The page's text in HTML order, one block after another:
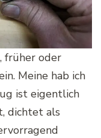
früher oder
Meine hab ich
ist eigentlich
dichtet als